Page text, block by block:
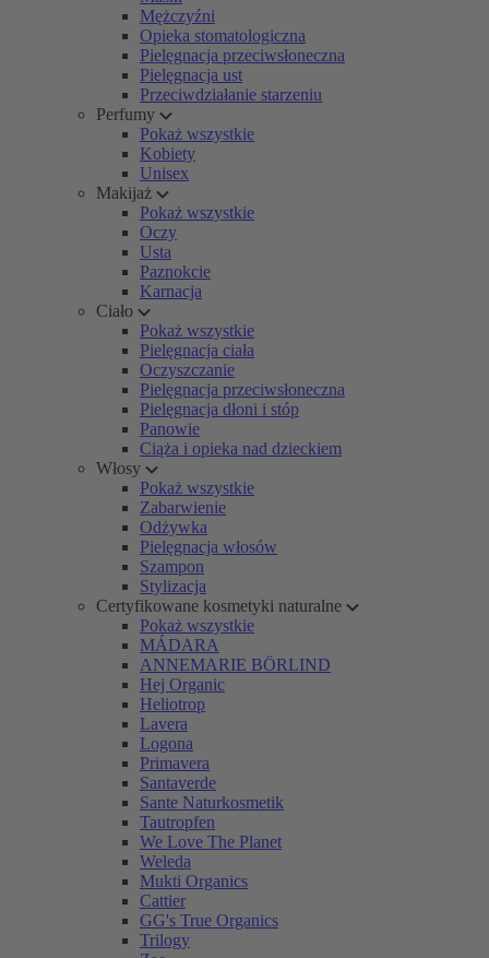
Mężczyźni
Opieka stomatologiczna
Pielęgnacja przeciwsłoneczna
Pielęgnacja ust
Przeciwdziałanie starzeniu
Perfumy
Pokaż wszystkie
Kobiety
Unisex
Makijaż
Pokaż wszystkie
Oczy
Usta
Paznokcie
Karnacja
Ciało
Pokaż wszystkie
Pielęgnacja ciała
Oczyszczanie
Pielęgnacja przeciwsłoneczna
Pielęgnacja dłoni i stóp
Panowie
Ciąża i opieka nad dzieckiem
Włosy
Pokaż wszystkie
Zabarwienie
Odżywka
Pielęgnacja włosów
Szampon
Stylizacja
Certyfikowane kosmetyki naturalne
Pokaż wszystkie
MÁDARA
ANNEMARIE BÖRLIND
Hej Organic
Heliotrop
Lavera
Logona
Primavera
Santaverde
Sante Naturkosmetik
Tautropfen
We Love The Planet
Weleda
Mukti Organics
Cattier
GG's True Organics
Trilogy